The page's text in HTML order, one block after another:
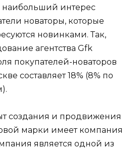
интерес
новаторы, которые
новинками. Так,
агентства Gfk
покупателей-новаторов
составляет 18% (8% по
создания и продвижения
марки имеет компания
является одной из